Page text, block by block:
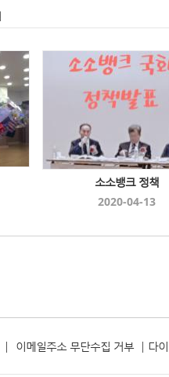
소소뱅크 정책
2020-04-13
| 이메일주소 무단수집 거부| 다